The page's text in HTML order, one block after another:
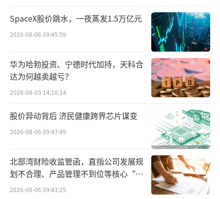
市后，万泰生物的归母净利润迅速上涨，2019
年-2022年，分别为2.089亿、6.770亿、20.21
亿和47.36亿，2020年-2022年同比增速分别为
224.13%、198.59%和134.28%。以2022年为
例，疫苗业务实现收入84.93亿元，占全年总营
从2023年开始，万泰生物的业绩开始快速
下滑，万泰生物在2023年实现营业收入55.11亿
元，同比下降50.73%；实现净利润12.48亿
元，同比下降73.65%。
SpaceX股价跳水，一夜蒸发1.5万亿元
2026-08-06 09:45:59
华为哈勃投资、宁德时代加持，天科合
达为何越卖越亏？
2026-08-05 14:16:14
股价异动背后 济民健康跨界芯片谋变
2026-08-06 09:47:49
北部湾财险收监管函，直指公司发展规
划不合理、产品管理不到位等核心“痛
点”
2026-08-06 09:43:25